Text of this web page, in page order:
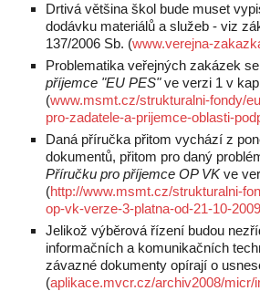
Drtivá většina škol bude muset
dodávku materiálů a služeb - viz
137/2006 Sb. (www.verejna-
Problematika veřejných zakázek
příjemce "EU PES"ve verzi 1 v
(www.msmt.cz/strukturalni-fondy/
pro-zadatele-a-prijemce-oblasti-
Daná příručka přitom vychází z
dokumentů, přitom pro daný
Příručku pro příjemce OP VKve
(http://www.msmt.cz/strukturalni-
op-vk-verze-3-platna-od-21-10-2009
Jelikož výběrová řízení budou
informačních a komunikačních
závazné dokumenty opírají o
(aplikace.mvcr.cz/archiv2008/